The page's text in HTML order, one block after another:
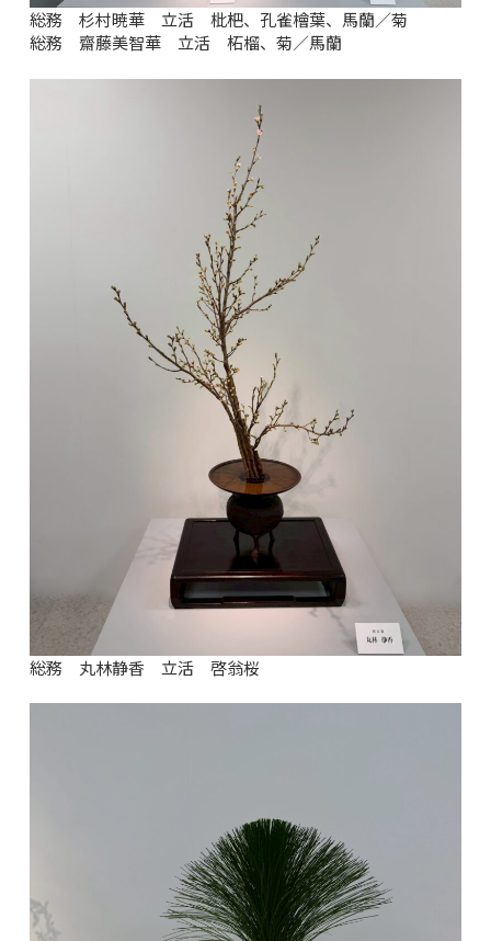
総務 杉村暁華 立活 枇杷、孔雀檜葉、馬蘭／菊
総務 齋藤美智華 立活 柘榴、菊／馬蘭
総務 丸林静香 立活 啓翁桜